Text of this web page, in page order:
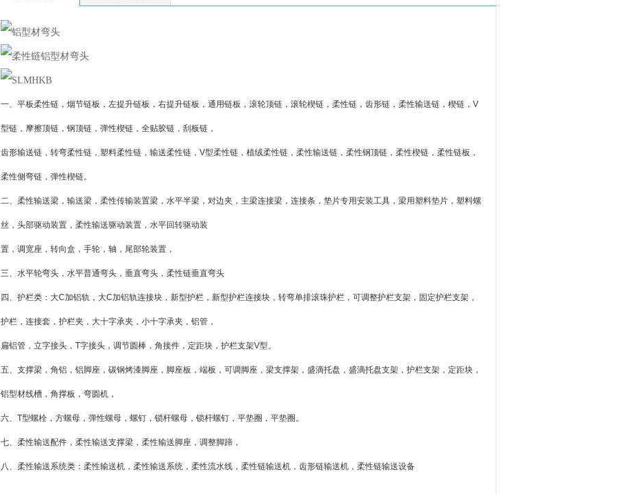
一、平板柔性链，烟节链板，左提升链板，右提升链板，通用链板，滚轮顶链，滚轮楔链，柔性链，齿形链，柔性输送链，楔链，V
型链，摩擦顶链，钢顶链，弹性楔链，全贴胶链，刮板链，
齿形输送链，转弯柔性链，塑料柔性链，输送柔性链，V型柔性链，植绒柔性链，柔性输送链，柔性钢顶链，柔性楔链，柔性链板，
柔性侧弯链，弹性楔链。
二、柔性输送梁，输送梁，柔性传输装置梁，水平半梁，对边夹，主梁连接梁，连接条，垫片专用安装工具，梁用塑料垫片，塑料螺
丝，头部驱动装置，柔性输送驱动装置，水平回转驱动装
置，调宽座，转向盒，手轮，轴，尾部轮装置，
三、水平轮弯头，水平普通弯头，垂直弯头，柔性链垂直弯头
四、护栏类：大C加铝轨，大C加铝轨连接块，新型护栏，新型护栏连接块，转弯单排滚珠护栏，可调整护栏支架，固定护栏支架，
护栏，连接套，护栏夹，大十字承夹，小十字承夹，铝管，
扁铝管，立字接头，T字接头，调节圆棒，角接件，定距块，护栏支架V型。
五、支撑梁，角铝，铝脚座，碳钢烤漆脚座，脚座板，端板，可调脚座，梁支撑架，盛滴托盘，盛滴托盘支架，护栏支架，定距块，
铝型材线槽，角撑板，弯圆机，
六、T型螺栓，方螺母，弹性螺母，螺钉，锁杆螺母，锁杆螺钉，平垫圈，平垫圈。
七、柔性输送配件，柔性输送支撑梁，柔性输送脚座，调整脚蹄，
八、柔性输送系统类：柔性输送机，柔性输送系统，柔性流水线，柔性链输送机，齿形链输送机，柔性链输送设备